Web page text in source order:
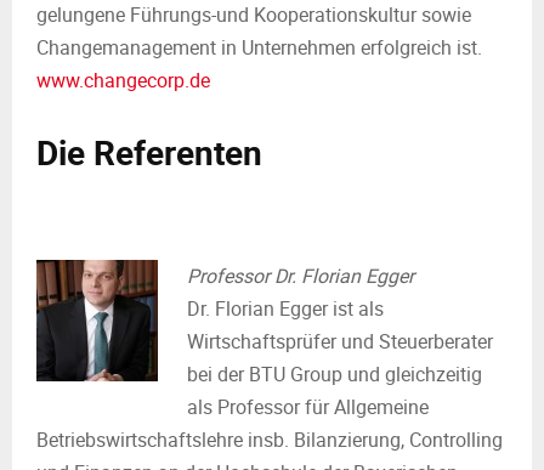
gelungene Führungs-und Kooperationskultur sowie
Changemanagement in Unternehmen erfolgreich ist.
www.changecorp.de
Die Referenten
Professor Dr. Florian Egger
Dr. Florian Egger ist als
Wirtschaftsprüfer und Steuerberater
bei der BTU Group und gleichzeitig
als Professor für Allgemeine
Betriebswirtschaftslehre insb. Bilanzierung, Controlling